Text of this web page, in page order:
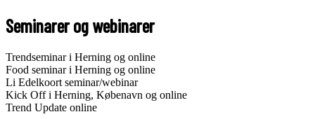
Seminarer og webinarer
Trendseminar i Herning og online
Food seminar i Herning og online
Li Edelkoort seminar/webinar
Kick Off i Herning, Købenavn og online
Trend Update online